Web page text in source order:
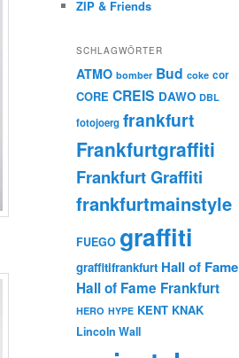
ZIP & Friends
SCHLAGWÖRTER
ATMO bomber Bud coke cor
CORE CREIS DAWO DBL
fotojoerg frankfurt
Frankfurtgraffiti
Frankfurt Graffiti
frankfurtmainstyle
FUEGO graffiti
graffitifrankfurt Hall of Fame
Hall of Fame Frankfurt
HERO HYPE KENT KNAK
Lincoln Wall